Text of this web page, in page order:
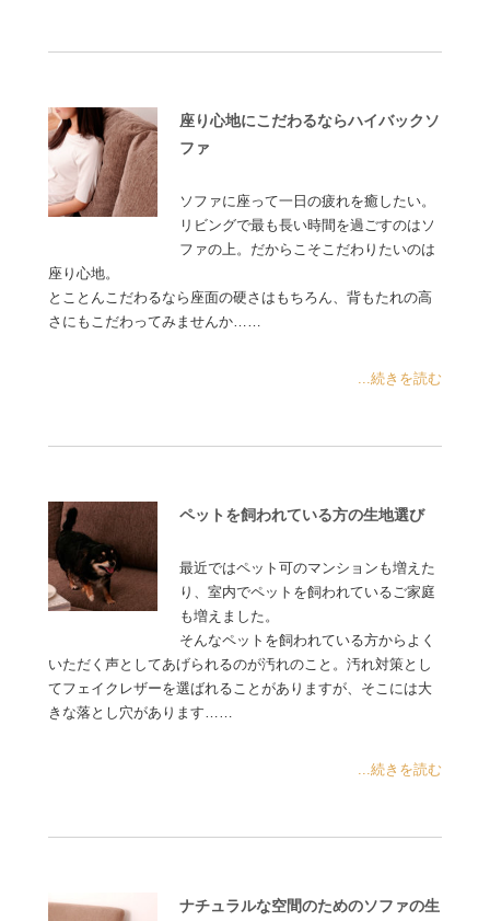
座り心地にこだわるならハイバックソ
ファ
ソファに座って一日の疲れを癒したい。
リビングで最も長い時間を過ごすのはソ
ファの上。だからこそこだわりたいのは
座り心地。
とことんこだわるなら座面の硬さはもちろん、背もたれの高
さにもこだわってみませんか……
...続きを読む
ペットを飼われている方の生地選び
最近ではペット可のマンションも増えた
り、室内でペットを飼われているご家庭
も増えました。
そんなペットを飼われている方からよく
いただく声としてあげられるのが汚れのこと。汚れ対策とし
てフェイクレザーを選ばれることがありますが、そこには大
きな落とし穴があります……
...続きを読む
ナチュラルな空間のためのソファの生